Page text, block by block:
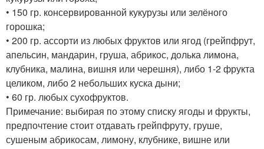
• 150 гр. консервированной кукурузы или зелёного
горошка;
• 200 гр. ассорти из любых фруктов или ягод (грейпфрут,
апельсин, мандарин, груша, абрикос, долька лимона,
клубника, малина, вишня или черешня), либо 1-2 фрукта
целиком, либо 2 небольших куска дыни;
• 60 гр. любых сухофруктов.
Примечание: выбирая по этому списку ягоды и фрукты,
предпочтение стоит отдавать грейпфруту, груше,
сушеным абрикосам, лимону, клубнике, вишне или